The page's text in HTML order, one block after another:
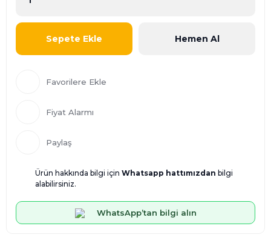
Sepete Ekle Hemen Al
Fiyat Alarmı
Paylaş
Ürün hakkında bilgi için Whatsapp hattımızdan bilgi
alabilirsiniz.
WhatsApp’tan bilgi alın